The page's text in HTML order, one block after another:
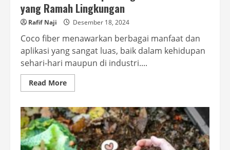
yang Ramah Lingkungan
Rafif Naji Desember 18, 2024
Coco fiber menawarkan berbagai manfaat dan
aplikasi yang sangat luas, baik dalam kehidupan
sehari-hari maupun di industri....
Read MoreRead
more
Fiber
untuk
Apa?
Kegunaan
Utama
yang